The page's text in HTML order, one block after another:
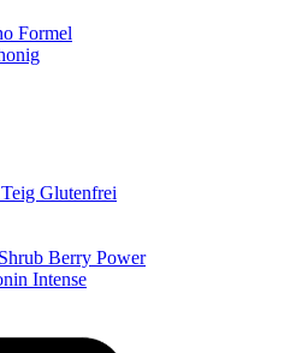
Formel
Glutenfrei
Berry Power
Intense